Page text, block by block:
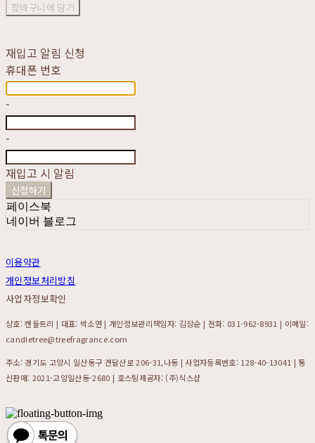
장바구니에 담기
재입고 알림 신청
휴대폰 번호
-
-
재입고 시 알림
신청하기
페이스북
네이버 블로그
이용약관
개인정보처리방침
사업자정보확인
상호: 캔들트리 | 대표: 박소연 | 개인정보관리책임자: 김장순 | 전화: 031-962-8931 | 이메일:
candletree@treefragrance.com
주소: 경기도 고양시 일산동구 견달산로 206-31,나동 | 사업자등록번호: 128-40-13041 | 통
신판매: 2021-고양일산동-2680 | 호스팅제공자: (주)식스샵